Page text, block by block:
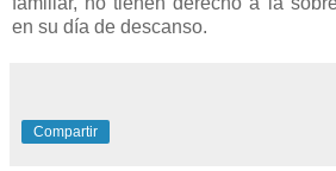
en su día de descanso.
Compartir